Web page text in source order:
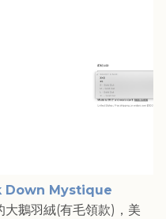
Down Mystique
鵝羽絨(有毛領款)，美